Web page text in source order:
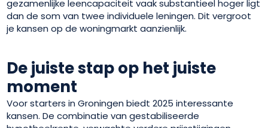
gezamenlijke leencapaciteit vaak substantieel hoger ligt
dan de som van twee individuele leningen. Dit vergroot
je kansen op de woningmarkt aanzienlijk.
De juiste stap op het juiste
moment
Voor starters in Groningen biedt 2025 interessante
kansen. De combinatie van gestabiliseerde